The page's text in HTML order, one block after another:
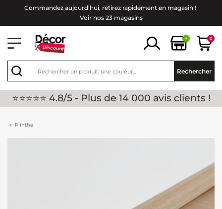
Commandez aujourd'hui, retirez rapidement en magasin !
Voir nos 23 magasins
+ 0
Rechercher
⭐⭐⭐⭐⭐ 4.8/5 - Plus de 14 000 avis clients !
Plinthe